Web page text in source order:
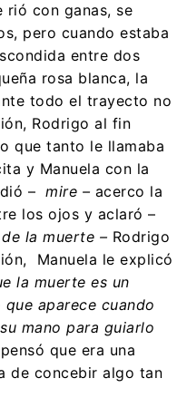
rió con ganas, se
pero cuando estaba
entre dos
rosa blanca, la
todo el trayecto no
Rodrigo al fin
que tanto le llamaba
y Manuela con la
– mire – acerco la
los ojos y aclaró –
la muerte – Rodrigo
Manuela le explicó
la muerte es un
aparece cuando
mano para guiarlo
que era una
de concebir algo tan